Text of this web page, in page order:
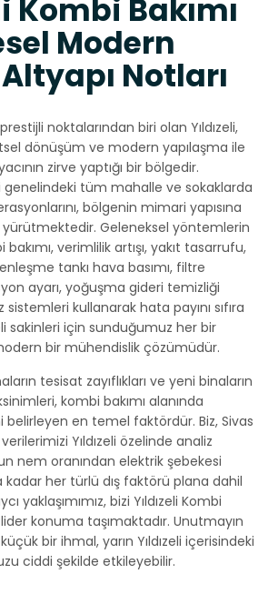
Kombi Bakımı
Modern
Notları
noktalarından biri olan Yıldızeli,
dönüşüm ve modern yapılaşma ile
zirve yaptığı bir bölgedir.
genelindeki tüm mahalle ve sokaklarda
bölgenin mimari yapısına
Geleneksel yöntemlerin
bakımı, verimlilik artışı, yakıt tasarrufu,
tankı hava basımı, filtre
ayarı, yoğuşma gideri temizliği
sistemleri kullanarak hata payını sıfıra
sakinleri için sunduğumuz her bir
bir mühendislik çözümüdür.
tesisat zayıflıkları ve yeni binaların
kombi bakımı alanında
belirleyen en temel faktördür. Biz, Sivas
Yıldızeli özelinde analiz
nem oranından elektrik şebekesi
kadar her türlü dış faktörü plana dahil
yaklaşımımız, bizi Yıldızeli Kombi
konuma taşımaktadır. Unutmayın
bir ihmal, yarın Yıldızeli içerisindeki
ciddi şekilde etkileyebilir.